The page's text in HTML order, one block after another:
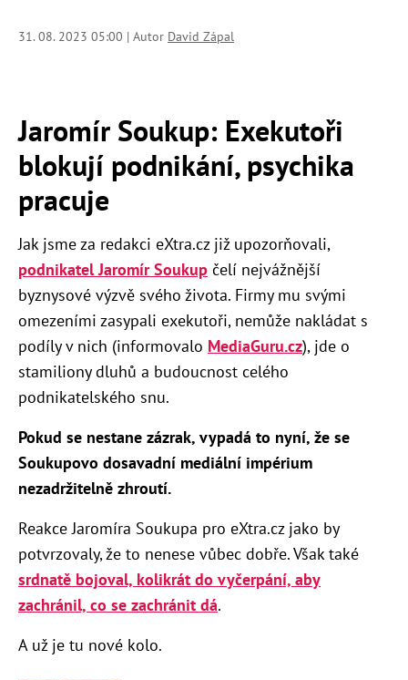
31. 08. 2023 05:00 | Autor David Zápal
Jaromír Soukup: Exekutoři
blokují podnikání, psychika
pracuje
Jak jsme za redakci eXtra.cz již upozorňovali,
podnikatel Jaromír Soukup čelí nejvážnější
byznysové výzvě svého života. Firmy mu svými
omezeními zasypali exekutoři, nemůže nakládat s
podíly v nich (informovalo MediaGuru.cz), jde o
stamiliony dluhů a budoucnost celého
podnikatelského snu.
Pokud se nestane zázrak, vypadá to nyní, že se
Soukupovo dosavadní mediální impérium
nezadržitelně zhroutí.
ReakceJaromíra Soukupa pro eXtra.cz jako by
potvrzovaly, že to nenese vůbec dobře. Však také
srdnatě bojoval, kolikrát do vyčerpání, aby
zachránil, co se zachránit dá.
A už je tu nové kolo.